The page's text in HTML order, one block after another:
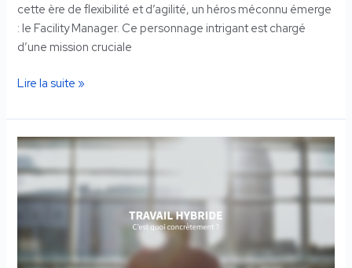
cette ère de flexibilité et d’agilité, un héros méconnu émerge
: le Facility Manager. Ce personnage intrigant est chargé
d’une mission cruciale
Lire la suite »
Travail
hybride
C’est
concrètement